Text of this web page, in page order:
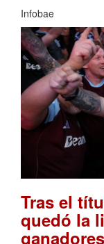
Infobae
Tras el
quedó la